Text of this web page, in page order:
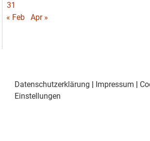
31
« Feb
Apr »
Datenschutzerklärung Impressum
Einstellungen